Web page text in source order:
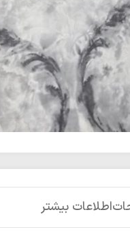
اطلاعات بیشتر